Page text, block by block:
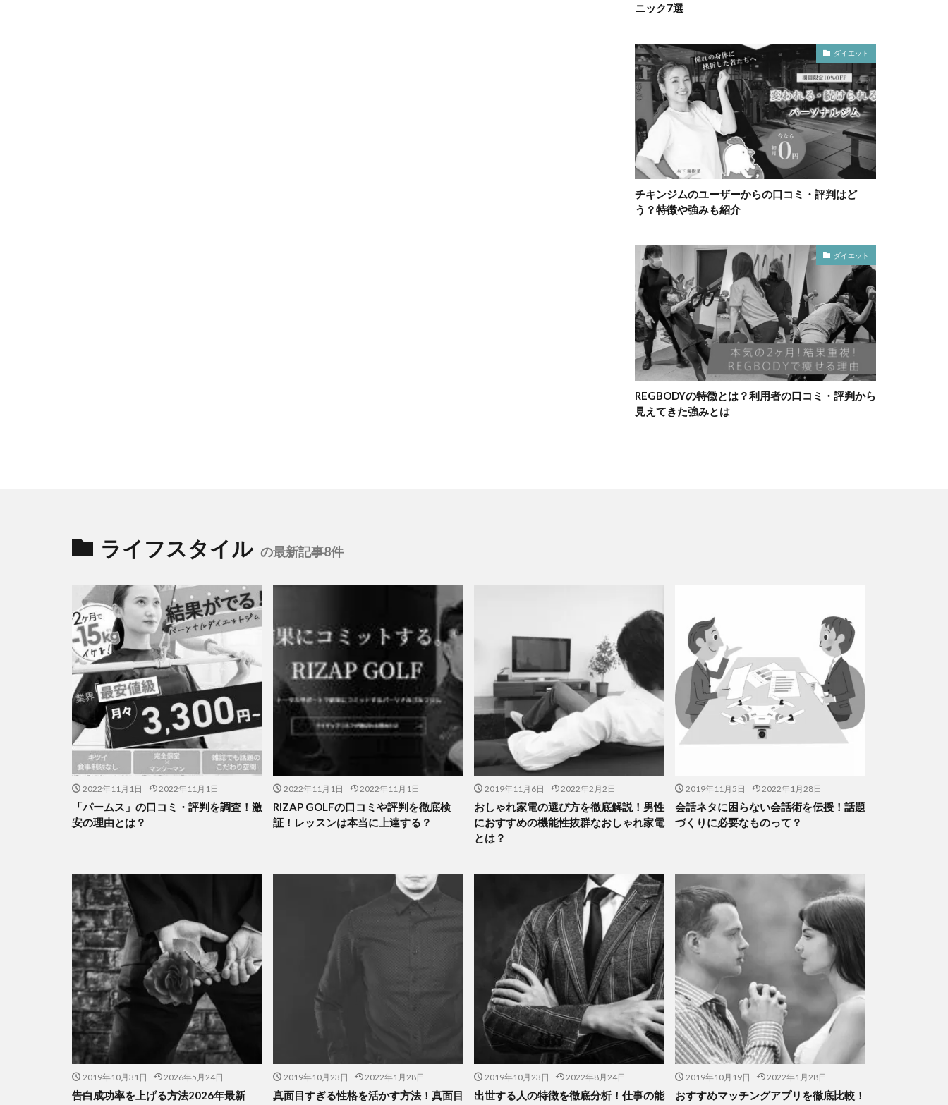
ニック7選
ダイエット
チキンジムのユーザーからの口コミ・評判はど
う？特徴や強みも紹介
ダイエット
REGBODYの特徴とは？利用者の口コミ・評判から
見えてきた強みとは
ライフスタイル の最新記事8件
2022年11月1日 2022年11月1日
「パームス」の口コミ・評判を調査！激
安の理由とは？
2022年11月1日 2022年11月1日
RIZAP GOLFの口コミや評判を徹底検
証！レッスンは本当に上達する？
2019年11月6日 2022年2月2日
おしゃれ家電の選び方を徹底解説！男性
におすすめの機能性抜群なおしゃれ家電
とは？
2019年11月5日 2022年1月28日
会話ネタに困らない会話術を伝授！話題
づくりに必要なものって？
2019年10月31日 2026年5月24日
告白成功率を上げる方法2026年最新
2019年10月23日 2022年1月28日
真面目すぎる性格を活かす方法！真面目
2019年10月23日 2022年8月24日
出世する人の特徴を徹底分析！仕事の能
2019年10月19日 2022年1月28日
おすすめマッチングアプリを徹底比較！